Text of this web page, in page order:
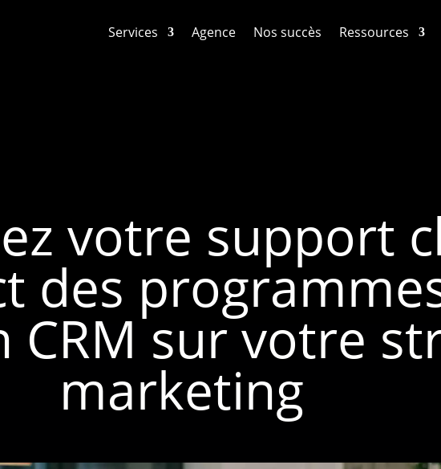
Services Agence Nos succès Ressources
votre support
des
sur votre
marketing